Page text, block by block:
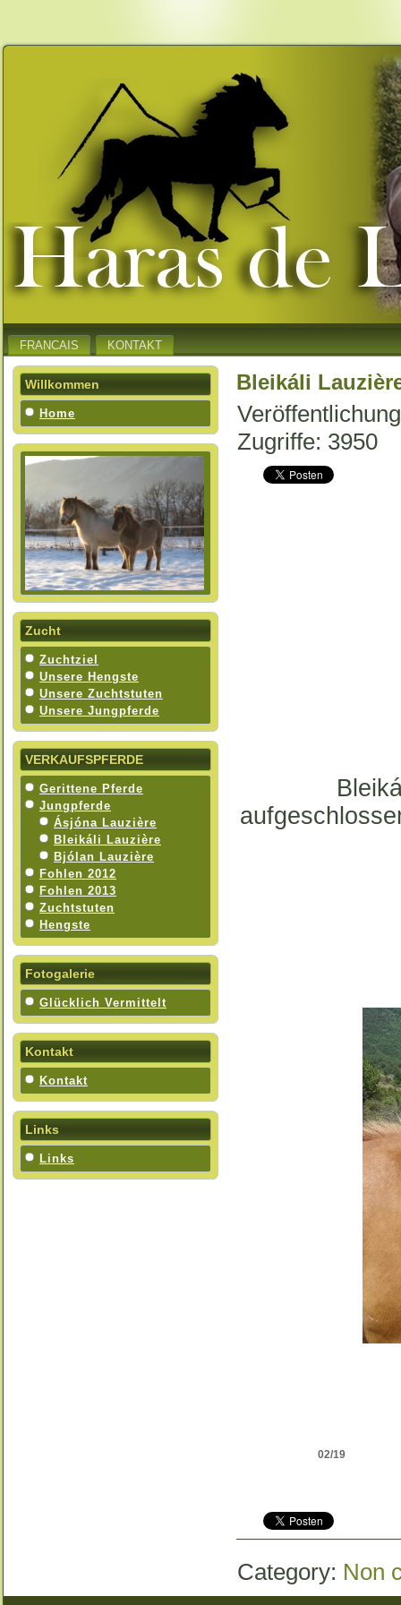
FRANCAIS KONTAKT
Willkommen
Home
Zucht
Zuchtziel
Unsere Hengste
Unsere Zuchtstuten
Unsere Jungpferde
VERKAUFSPFERDE
Gerittene Pferde
Jungpferde
Ásjóna Lauzière
Bleikáli Lauzière
Bjólan Lauzière
Fohlen 2012
Fohlen 2013
Zuchtstuten
Hengste
Fotogalerie
Glücklich Vermittelt
Kontakt
Kontakt
Links
Links
Bleikáli
Zugriffe: 3950
02/19
Category: Non